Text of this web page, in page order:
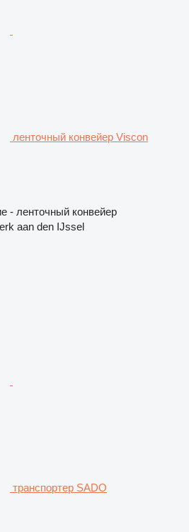
ленточный конвейер Viscon
- ленточный конвейер
aan den IJssel
транспортер SADO